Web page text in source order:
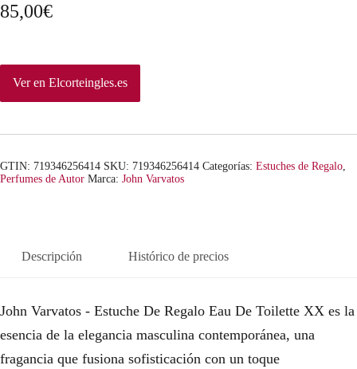
85,00€
Ver en Elcorteingles.es
GTIN: 719346256414 SKU: 719346256414 Categorías: Estuches de Regalo
Perfumes de Autor Marca: John Varvatos
Descripción Histórico de precios
John Varvatos - Estuche De Regalo Eau De Toilette XX es la
esencia de la elegancia masculina contemporánea, una
fragancia que fusiona sofisticación con un toque